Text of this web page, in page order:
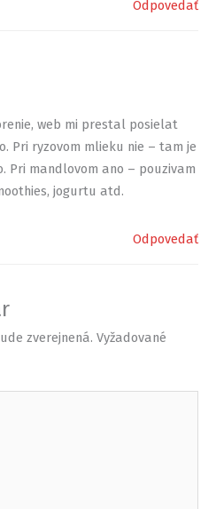
Odpovedať
web mi prestal posielat
Pri ryzovom mlieku nie – tam je
Pri mandlovom ano – pouzivam
jogurtu atd.
Odpovedať
zverejnená. Vyžadované